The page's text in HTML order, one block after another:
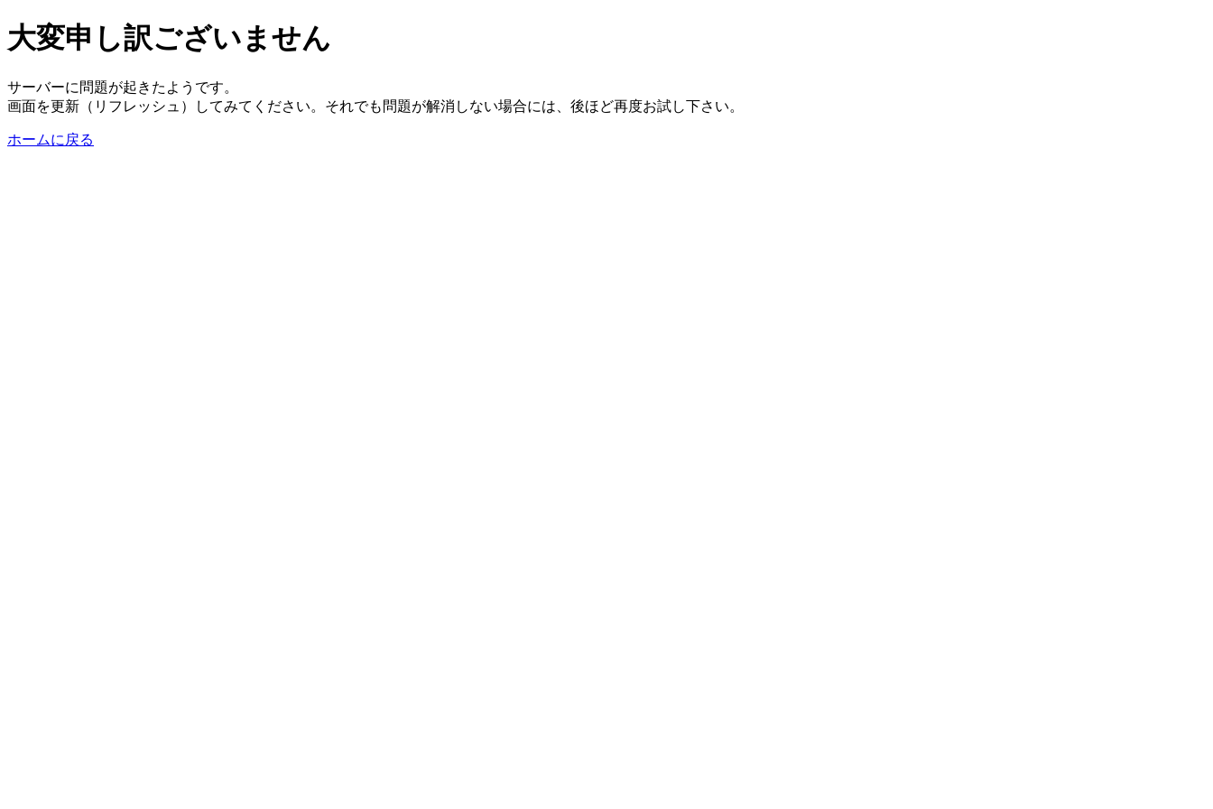
大変申し訳ございません
サーバーに問題が起きたようです。
画面を更新（リフレッシュ）してみてください。それでも問題が解消しない場合には、後ほど再度お試し下さい。
ホームに戻る